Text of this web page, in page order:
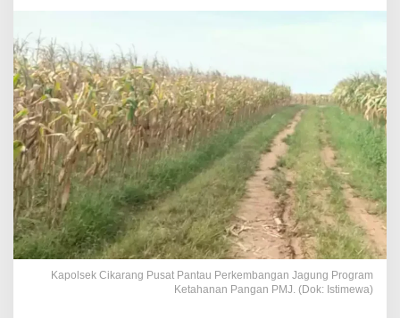
a
n
g
P
u
s
a
t
P
a
n
a
u
Kapolsek Cikarang Pusat Pantau Perkembangan Jagung Program
Ketahanan Pangan PMJ. (Dok: Istimewa)